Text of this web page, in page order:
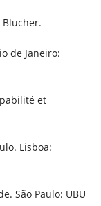
Blucher.
de Janeiro:
et
Lisboa:
São Paulo: UBU